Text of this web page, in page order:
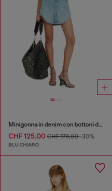
Minigonna in denim con bottoni davanti
CHF 125,00 CHF 179,00-30%
BLU CHIARO